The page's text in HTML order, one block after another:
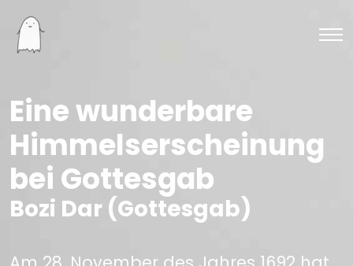
Eine wunderbare
Himmelserscheinung
bei Gottesgab
Bozi Dar (Gottesgab)